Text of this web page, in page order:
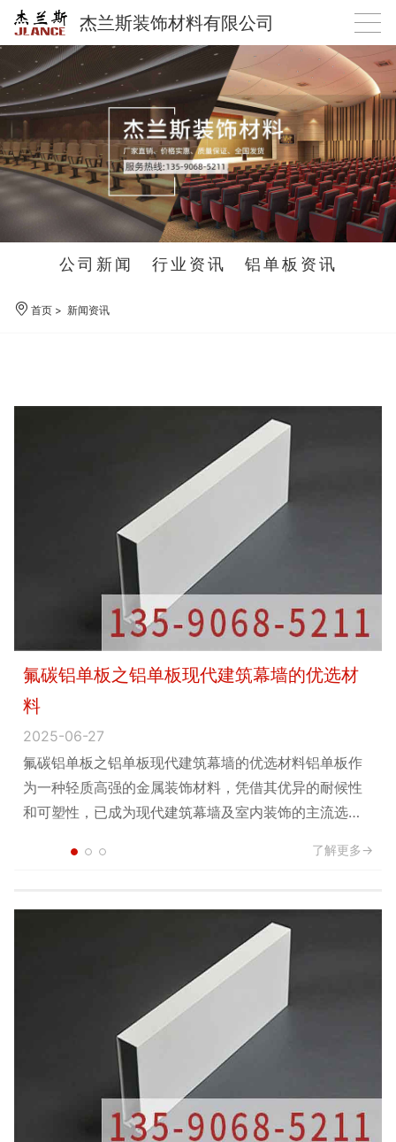
杰兰斯装饰材料有限公司
公司新闻 行业资讯 铝单板资讯
首页 > 新闻资讯
幕墙铝单板之铝单
幕墙铝单板之铝单板现代
为一种轻质高强的建筑装
多样化的设计可能，已成